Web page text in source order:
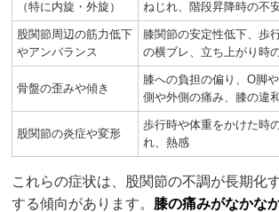
（特に内旋・外旋）
ねじれ、階段昇降時の不
股関節周辺の筋力低下
やアンバランス
膝関節の安定性低下、歩
の横ブレ、立ち上がり時
骨盤の歪みや傾き
膝への負担の偏り、O脚
側や外側の痛み、膝の違
股関節の炎症や変形
歩行時や体重をかけた時
れ、熱感
これらの症状は、股関節の不調が長期化
する傾向があります。 膝の痛みがなかな